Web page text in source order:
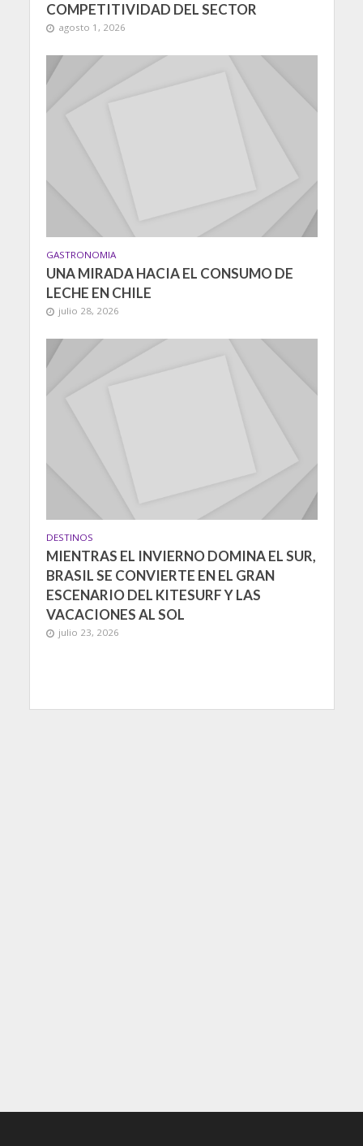
COMPETITIVIDAD DEL SECTOR
agosto 1, 2026
GASTRONOMIA
UNA MIRADA HACIA EL CONSUMO DE
LECHE EN CHILE
julio 28, 2026
DESTINOS
MIENTRAS EL INVIERNO DOMINA EL SUR,
BRASIL SE CONVIERTE EN EL GRAN
ESCENARIO DEL KITESURF Y LAS
VACACIONES AL SOL
julio 23, 2026